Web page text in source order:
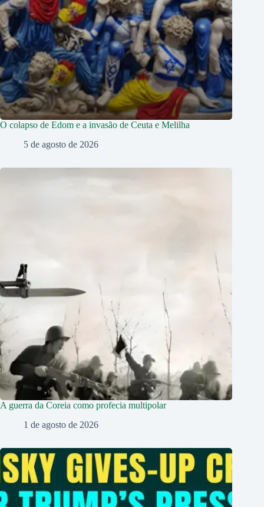
O colapso de Edom e a invasão de Ceuta e Melilha
5 de agosto de 2026
A guerra da Coreia como profecia multipolar
1 de agosto de 2026